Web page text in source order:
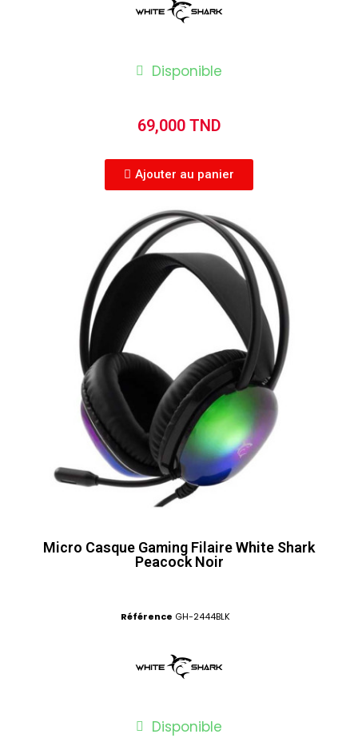
Disponible
69,000 TND
Ajouter au panier
Micro Casque Gaming Filaire White Shark
Peacock Noir
Référence GH-2444BLK
Disponible